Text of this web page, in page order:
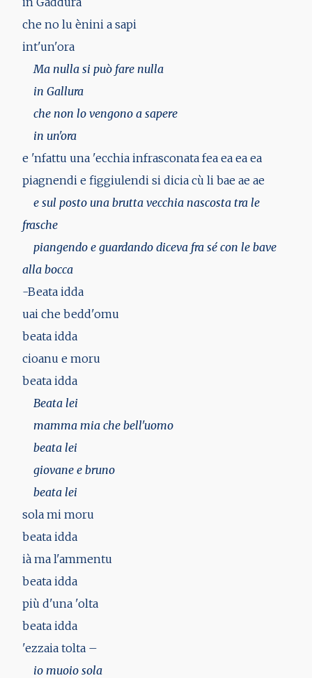
che no lu ènini a sapi
int'un'ora
Ma nulla si può fare nulla
in Gallura
che non lo vengono a sapere
in un'ora
e 'nfattu una 'ecchia infrasconata fea ea ea ea
piagnendi e figgiulendi si dicia cù li bae ae ae
e sul posto una brutta vecchia nascosta tra le
frasche
piangendo e guardando diceva fra sé con le bave
alla bocca
-Beata idda
uai che bedd'omu
beata idda
cioanu e moru
beata idda
Beata lei
mamma mia che bell'uomo
beata lei
giovane e bruno
beata lei
sola mi moru
beata idda
ià ma l'ammentu
beata idda
più d'una 'olta
beata idda
'ezzaia tolta –
io muoio sola